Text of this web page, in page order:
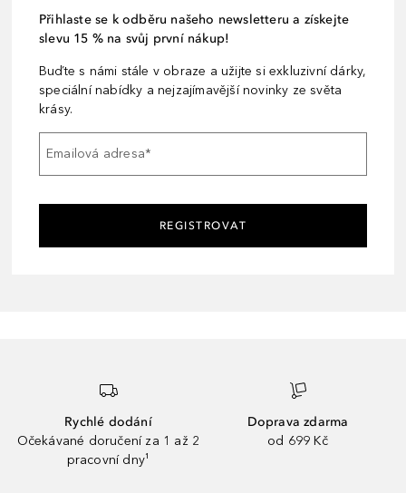
Přihlaste se k odběru našeho newsletteru a získejte
slevu 15 % na svůj první nákup!
Buďte s námi stále v obraze a užijte si exkluzivní dárky,
speciální nabídky a nejzajímavější novinky ze světa
krásy.
Emailová adresa*
REGISTROVAT
Rychlé dodání
Očekávané doručení za 1 až 2
pracovní dny¹
Doprava zdarma
od 699 Kč